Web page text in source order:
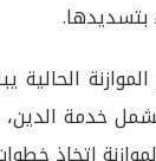
بتسديدها.
خدمة الدين،